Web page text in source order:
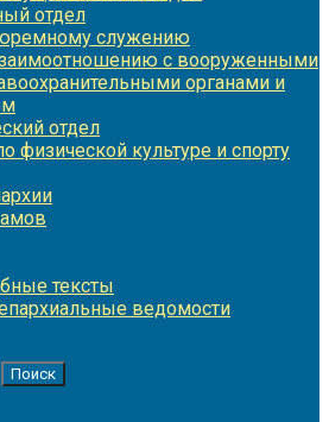
отдел
служению
с вооруженными
органами и
отдел
физической культуре и спорту
тексты
ведомости